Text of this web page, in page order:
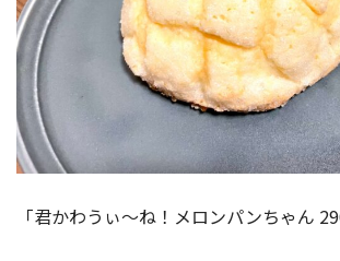
「君かわうぃ〜ね！メロンパンちゃん